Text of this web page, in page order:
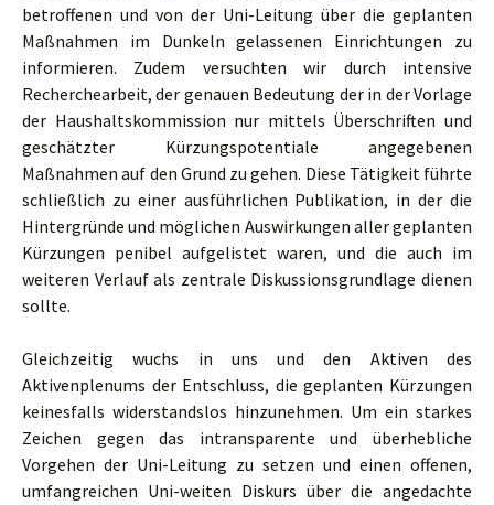
betroffenen und von der Uni-Leitung über die geplanten
Maßnahmen im Dunkeln gelassenen Einrichtungen zu
informieren. Zudem versuchten wir durch intensive
Recherchearbeit, der genauen Bedeutung der in der Vorlage
der Haushaltskommission nur mittels Überschriften und
geschätzter Kürzungspotentiale angegebenen
Maßnahmen auf den Grund zu gehen. Diese Tätigkeit führte
schließlich zu einer ausführlichen Publikation, in der die
Hintergründe und möglichen Auswirkungen aller geplanten
Kürzungen penibel aufgelistet waren, und die auch im
weiteren Verlauf als zentrale Diskussionsgrundlage dienen
sollte.
Gleichzeitig wuchs in uns und den Aktiven des
Aktivenplenums der Entschluss, die geplanten Kürzungen
keinesfalls widerstandslos hinzunehmen. Um ein starkes
Zeichen gegen das intransparente und überhebliche
Vorgehen der Uni-Leitung zu setzen und einen offenen,
umfangreichen Uni-weiten Diskurs über die angedachte